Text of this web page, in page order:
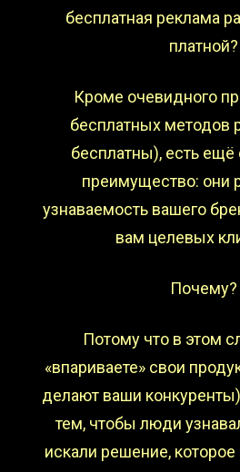
бесплатная реклама
платной?
Кроме очевидного
бесплатных методов
бесплатны), есть
преимущество: они
узнаваемость вашего
вам целевых
Почему?
Потому что в этом
«впариваете» свои
делают ваши
тем, чтобы люди
искали решение,